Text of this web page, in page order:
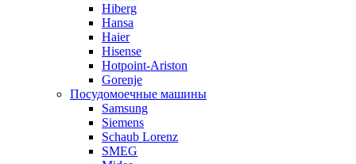
Hiberg
Hansa
Haier
Hisense
Hotpoint-Ariston
Gorenje
Посудомоечные машины
Samsung
Siemens
Schaub Lorenz
SMEG